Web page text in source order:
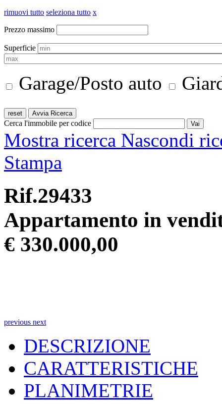
rimuovi tutto seleziona tutto x
Prezzo massimo
Superficie
Garage/Posto auto
Cerca l'immobile per codice
Mostra ricerca Nascondi
Stampa
Rif.29433
Appartamento in
€ 330.000,00
previous next
DESCRIZIONE
CARATTERISTICHE
PLANIMETRIE